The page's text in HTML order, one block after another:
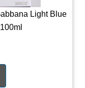
Light Blue